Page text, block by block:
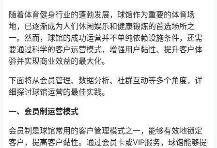
随着体育健身行业的蓬勃发展，球馆作为重要的体育场
地，已逐渐成为人们休闲娱乐和健康锻炼的首选场所之
一。然而，球馆的成功运营并不单纯依赖设施条件，还需
要通过科学的客户运营模式，增强用户黏性、提升客户体
验并实现商业效益的最大化。
下面将从会员管理、数据分析、社群互动等多个角度，详
细探讨球馆运营的最佳实践。
一、会员制运营模式
会员制是球馆常用的客户管理模式之一，能够有效地锁定
客户，提高客户黏性。通过会员卡或VIP服务，球馆能够提